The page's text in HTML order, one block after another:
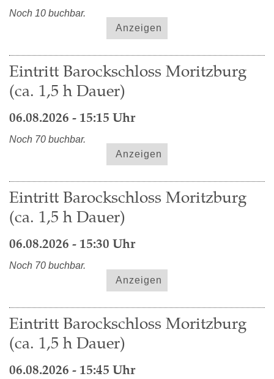
Noch 10 buchbar.
Anzeigen
Eintritt Barockschloss Moritzburg
(ca. 1,5 h Dauer)
06.08.2026 - 15:15 Uhr
Noch 70 buchbar.
Anzeigen
Eintritt Barockschloss Moritzburg
(ca. 1,5 h Dauer)
06.08.2026 - 15:30 Uhr
Noch 70 buchbar.
Anzeigen
Eintritt Barockschloss Moritzburg
(ca. 1,5 h Dauer)
06.08.2026 - 15:45 Uhr